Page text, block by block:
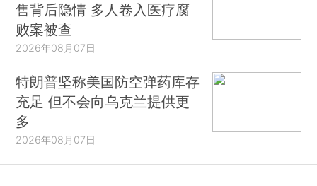
售背后隐情 多人卷入医疗腐
败案被查
2026年08月07日
特朗普坚称美国防空弹药库存
充足 但不会向乌克兰提供更
多
2026年08月07日